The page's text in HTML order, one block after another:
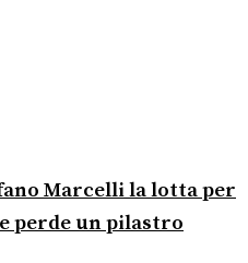
Marcelli la lotta per
perde un pilastro